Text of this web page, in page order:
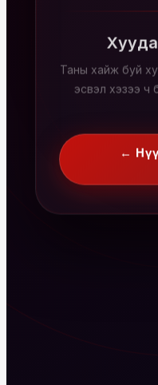
Таны хайж буй
эсвэл хэзээ ч
←